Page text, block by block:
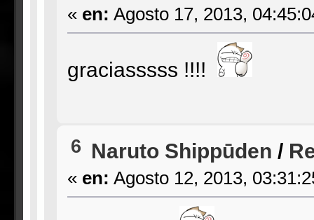
« en: Agosto 17, 2013,
graciasssss !!!!
6 Naruto Shippūden /
« en: Agosto 12, 2013,